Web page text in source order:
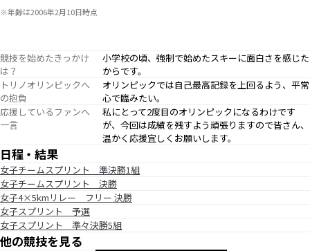
※年齢は2006年2月10日時点
競技を始めたきっかけ
は？
小学校の頃、強制で始めたスキーに面白さを感じた
からです。
トリノオリンピックへ
の抱負
オリンピックでは自己最高記録を上回るよう、平常
心で臨みたい。
応援しているファンへ
一言
私にとって2度目のオリンピックになるわけです
が、今回は成績を残すよう頑張りますので皆さん、
温かく応援宜しくお願いします。
日程・結果
女子チームスプリント 準決勝1組
女子チームスプリント 決勝
女子4×5kmリレー フリー 決勝
女子スプリント 予選
女子スプリント 準々決勝5組
他の競技を見る